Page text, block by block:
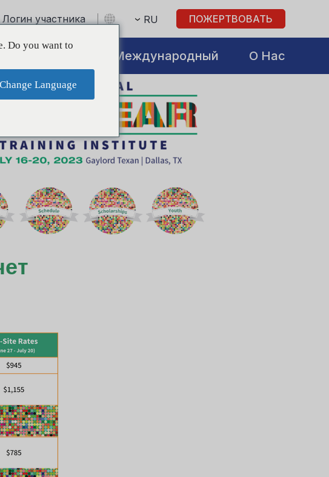
Логин участника RU ПОЖЕРТВОВАТЬ
Международный О Нас
Do you want to
Change Language